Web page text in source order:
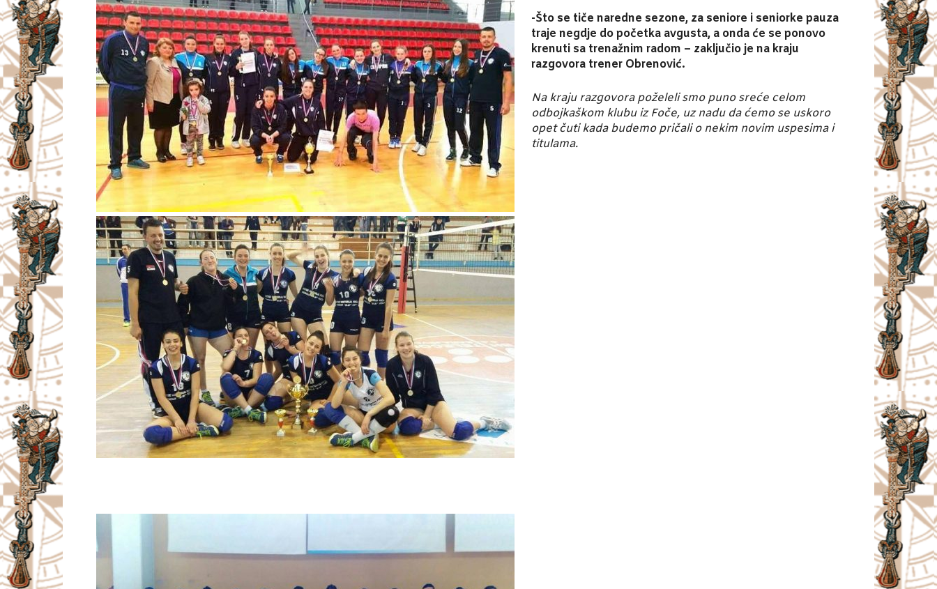
-Što se tiče naredne sezone, za seniore i seniorke pauza
traje negdje do početka avgusta, a onda će se ponovo
krenuti sa trenažnim radom – zaključio je na kraju
razgovora trener Obrenović.
Na kraju razgovora poželeli smo puno sreće celom
odbojkaškom klubu iz Foče, uz nadu da ćemo se uskoro
opet čuti kada budemo pričali o nekim novim uspesima i
titulama.